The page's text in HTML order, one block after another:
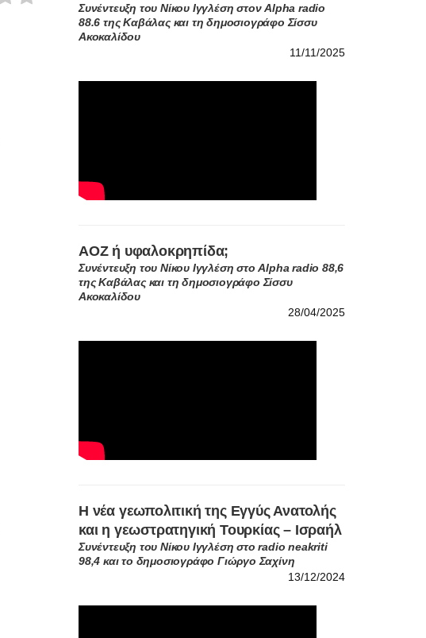
Συνέντευξη του Νίκου Ιγγλέση στον Alpha radio
88.6 της Καβάλας και τη δημοσιογράφο Σίσσυ
Ακοκαλίδου
11/11/2025
ΑΟΖ ή υφαλοκρηπίδα;
Συνέντευξη του Νίκου Ιγγλέση στο Alpha radio 88,6
της Καβάλας και τη δημοσιογράφο Σίσσυ
Ακοκαλίδου
28/04/2025
Η νέα γεωπολιτική της Εγγύς Ανατολής
και η γεωστρατηγική Τουρκίας – Ισραήλ
Συνέντευξη του Νίκου Ιγγλέση στο radio neakriti
98,4 και το δημοσιογράφο Γιώργο Σαχίνη
13/12/2024